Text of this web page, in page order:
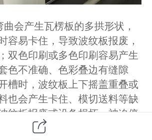
曲会产生瓦楞板的多拱形状，
容易卡住，导致波纹板报废，
双色印刷或多色印刷容易产生
色不准确、色彩叠边有缝隙
槽时，波纹板上下摇盖重叠或
也会产生卡住、模切送料等缺
纹板报废或设备损坏，被迫停
纸板平整度差会使送料不方